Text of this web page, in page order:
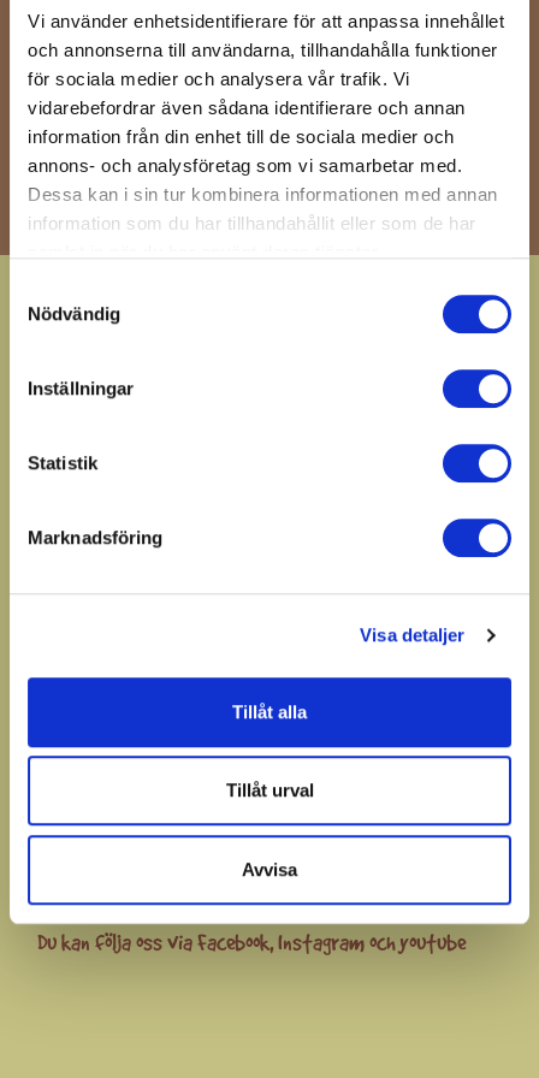
Vi använder enhetsidentifierare för att anpassa innehållet
och annonserna till användarna, tillhandahålla funktioner
för sociala medier och analysera vår trafik. Vi
vidarebefordrar även sådana identifierare och annan
information från din enhet till de sociala medier och
annons- och analysföretag som vi samarbetar med.
Dessa kan i sin tur kombinera informationen med annan
information som du har tillhandahållit eller som de har
Nödvändig
Inställningar
Statistik
Marknadsföring
Visa detaljer
Tillåt alla
Tillåt urval
Avvisa
Få våra senaste nyheter och erbjudanden
Du kan avbryta prenumerationen när som helst. För
detta ändamål, vänligen hitta vår kontaktinformation i
det rättsliga meddelandet.
E-post:kundtjanst@kurragomma.nu
Rea
Nyheter
Bästsäljare
Du kan följa oss viaFacebook,Instagramochyoutube